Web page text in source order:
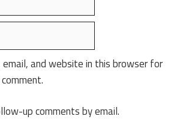
email, and website in this browser for
up comments by email.